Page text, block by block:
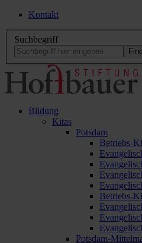
Kontakt
Suchbegriff
Bildung
Kitas
Potsdam
Betriebs-
Betriebs-
Potsdam-